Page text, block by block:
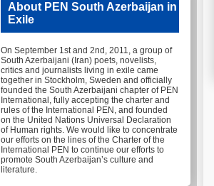
About PEN South Azerbaijan in
Exile
On September 1st and 2nd, 2011, a group of
South Azerbaijani (Iran) poets, novelists,
critics and journalists living in exile came
together in Stockholm, Sweden and officially
founded the South Azerbaijani chapter of PEN
International, fully accepting the charter and
rules of the International PEN, and founded
on the United Nations Universal Declaration
of Human rights. We would like to concentrate
our efforts on the lines of the Charter of the
International PEN to continue our efforts to
promote South Azerbaijan’s culture and
literature.